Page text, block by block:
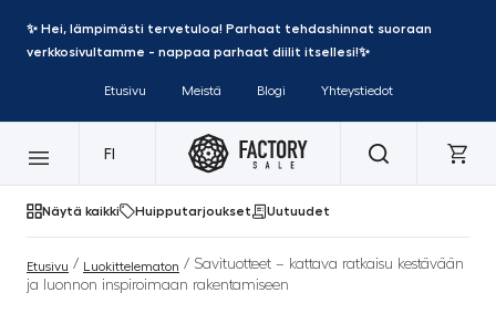
✨ Hei, lämpimästi tervetuloa! Parhaat tehdashinnat suoraan
verkkosivultamme - nappaa parhaat diilit itsellesi!✨
Etusivu Meistä Blogi Yhteystiedot
FI
Näytä kaikki Huipputarjoukset Uutuudet
Etusivu / Luokittelematon / Savituotteet – kattava ratkaisu kestävään
ja luonnon inspiroimaan rakentamiseen